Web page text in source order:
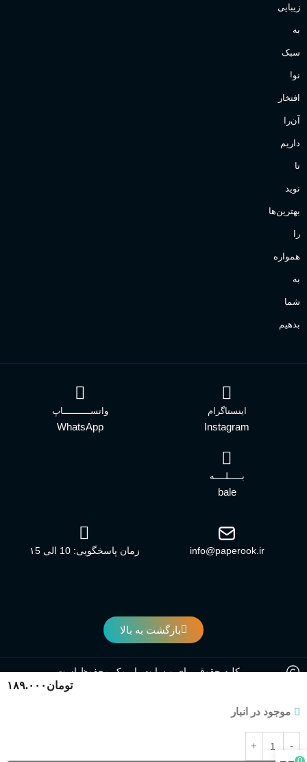
تومان ۱۸۹.۰۰۰
موجود در انبار
زیبایی
به
سبک
نو!
افتخار
آن‌را
داریم
تا
نوید
بهترین‌ها
را
همواره
به
شما
بدهیم
اینستاگرام
Instagram
واتســــــــــاپ
WhatsApp
بـــــلــــه
bale
info@paperook.ir زمان پاسخگویی: 10 الی ۱5
بازگشت به بالا
کلیه حقوق برای وبسایت پاپروک محفوظ است.